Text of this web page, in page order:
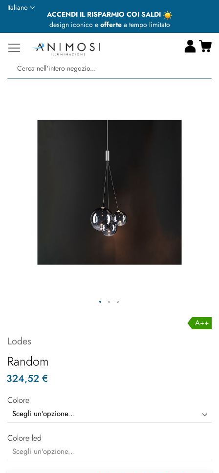
ACCENDI IL RISPARMIO COI SALDI
design iconico e offertea tempo limitato
Lingua
Italiano
A++
Lodes
Random
324,52 €
Colore
Colore led